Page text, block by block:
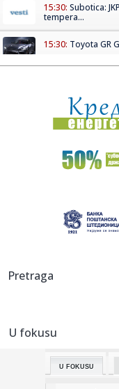
15:30: Subotica:
tempera...
15:30: Toyota GR
15:26:"Bilo je
Obrad...
15:26:Uloženo
Podivljali
15:18:Slavna
15:09:
15:05: Бебе које
Pretraga
U fokusu
U FOKUSU